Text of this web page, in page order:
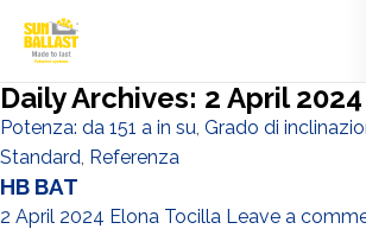
Daily Archives: 2 April 2024
Potenza: da 151 a in su, Grado di
Standard, Referenza
HB BAT
2 April 2024 Elona Tocilla Leave a